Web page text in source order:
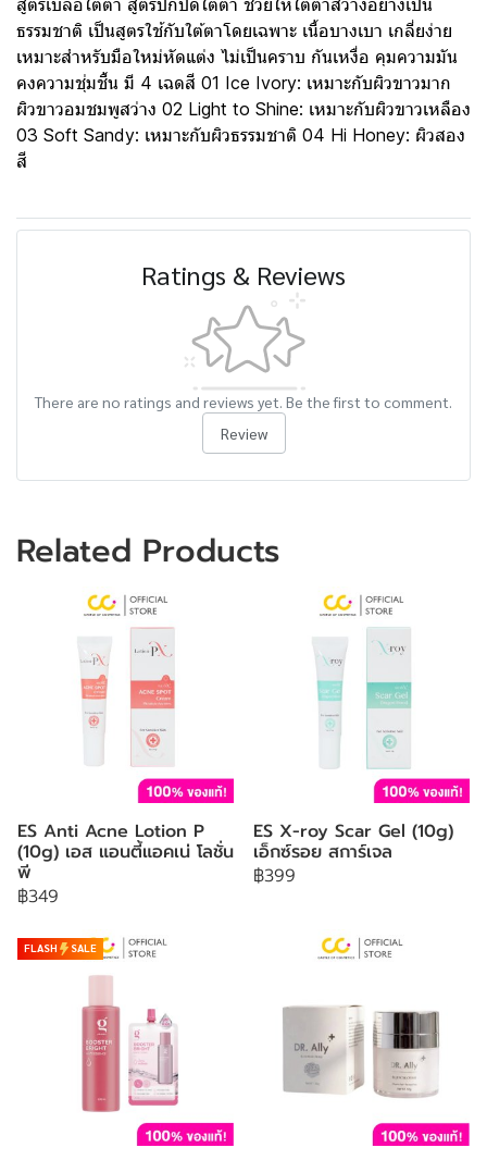
สูตรเบลอใต้ตา สูตรปกปิดใต้ตา ช่วยให้ใต้ตาสว่างอย่างเป็น
ธรรมชาติ เป็นสูตรใช้กับใต้ตาโดยเฉพาะ เนื้อบางเบา เกลี่ยง่าย
เหมาะสำหรับมือใหม่หัดแต่ง ไม่เป็นคราบ กันเหงื่อ คุมความมัน
คงความชุ่มชื้น มี 4 เฉดสี 01 Ice Ivory: เหมาะกับผิวขาวมาก
ผิวขาวอมชมพูสว่าง 02 Light to Shine: เหมาะกับผิวขาวเหลือง
03 Soft Sandy: เหมาะกับผิวธรรมชาติ 04 Hi Honey: ผิวสอง
สี
Ratings & Reviews
There are no ratings and reviews yet. Be the first to comment.
Review
Related Products
ES Anti Acne Lotion P
(10g) เอส แอนตี้แอคเน่ โลชั่น
พี
฿349
ES X-roy Scar Gel (10g)
เอ็กซ์รอย สการ์เจล
฿399
FLASH SALE